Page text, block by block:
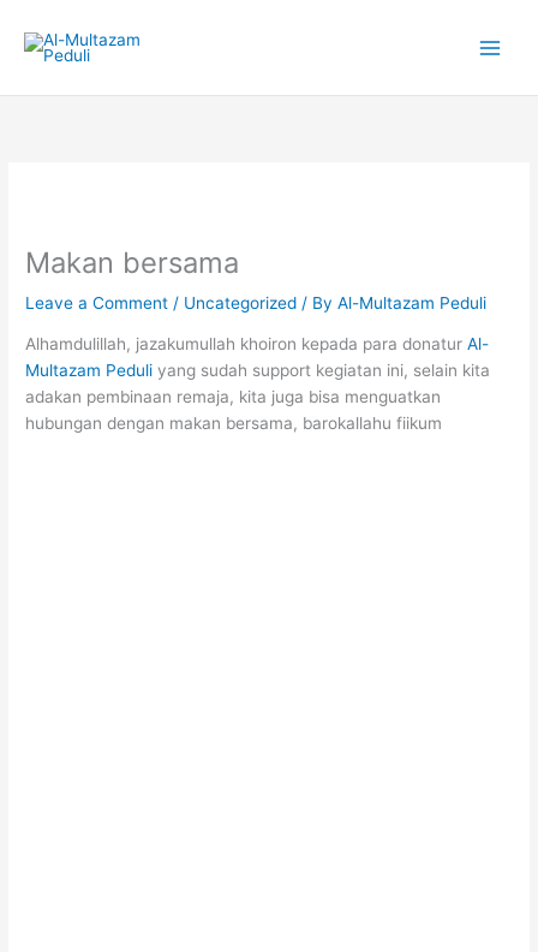
content
Makan bersama
Leave a Comment / Uncategorized / ByAl-Multazam Peduli
Alhamdulillah, jazakumullah khoiron kepada para donaturAl-
Multazam Peduli yang sudah support kegiatan ini, selain kita
adakan pembinaan remaja, kita juga bisa menguatkan
hubungan dengan makan bersama, barokallahu fiikum